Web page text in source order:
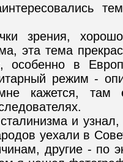
зрения, хорошо
эта тема
особенно в
режим -
кажется,
и
уехали в
другие - по